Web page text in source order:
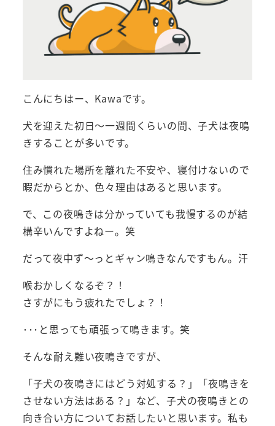
こんにちはー、Kawaです。
犬を迎えた初日～一週間くらいの間、子犬は夜鳴
きすることが多いです。
住み慣れた場所を離れた不安や、寝付けないので
暇だからとか、色々理由はあると思います。
で、この夜鳴きは分かっていても我慢するのが結
構辛いんですよねー。笑
だって夜中ず～っとギャン鳴きなんですもん。汗
喉おかしくなるぞ？！
さすがにもう疲れたでしょ？！
･･･と思っても頑張って鳴きます。笑
そんな耐え難い夜鳴きですが、
「子犬の夜鳴きにはどう対処する？」「夜鳴きを
させない方法はある？」など、子犬の夜鳴きとの
向き合い方についてお話したいと思います。私も